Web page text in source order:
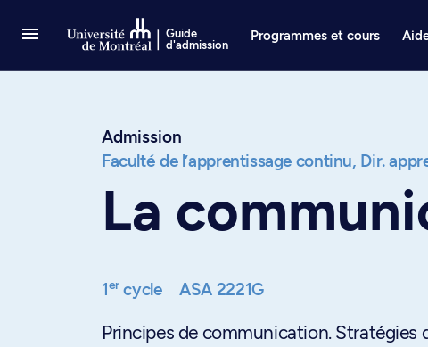
Guide
d'admission
Programmes et cours
Admission
Faculté de l’apprentissage continu, Dir.
La
1ercycle ASA 2221G
Principes de communication.